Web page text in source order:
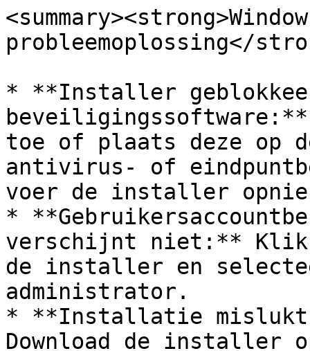
probleemoplossing</
* **Installer
toe of plaats deze
antivirus- of
voer de installer
*
verschijnt niet:** Klik
de installer en
administrator.
* **Installatie mislukt
Download de installer